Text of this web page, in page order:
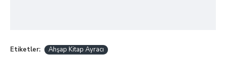
Etiketler: Ahşap Kitap Ayracı